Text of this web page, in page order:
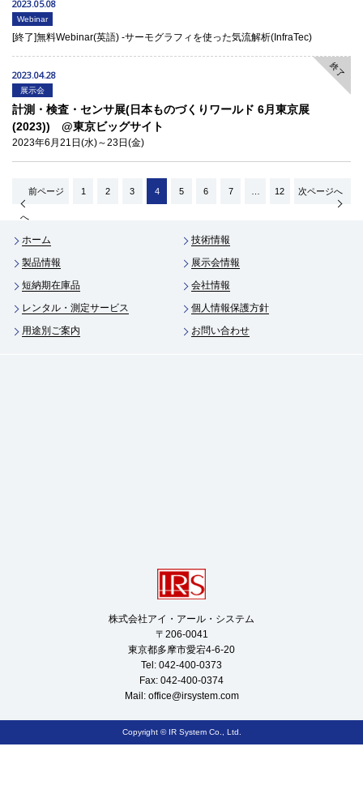
2023.05.08
Webinar
[終了]無料Webinar(英語) -サーモグラフィを使った気流解析(InfraTec)
終了
2023.04.28
展示会
計測・検査・センサ展(日本ものづくりワールド 6月東京展
(2023)) @東京ビッグサイト
2023年6月21日(水)～23日(金)
前ページ
へ
1 2 3 4 5 6 7 12 次ページへ
ホーム
技術情報
製品情報
展示会情報
短納期在庫品
会社情報
レンタル・測定サービス
個人情報保護方針
用途別ご案内
お問い合わせ
株式会社アイ・アール・システム
〒206-0041
東京都多摩市愛宕4-6-20
Tel: 042-400-0373
Fax: 042-400-0374
Mail: office@irsystem.com
Copyright © IR System Co., Ltd.